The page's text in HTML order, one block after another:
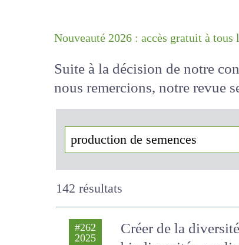
Suite à la décision de notre
nous remercions, notre
!
142 résultats
#262
2025
Créer de la